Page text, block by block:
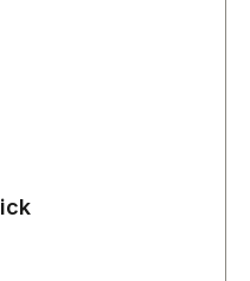
von 3 von 5 Sternen